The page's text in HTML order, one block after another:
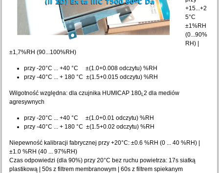
+15...+2
5°C
±1%RH
(0...90%
RH) |
±1,7%RH (90...100%RH)
przy -20°C ... +40 °C ±(1.0+0.008 odczytu) %RH
przy -40°C ... + 180 °C ±(1.5+0.015 odczytu) %RH
Wilgotność względna: dla czujnika HUMICAP 180 L2 dla mediów
agresywnych
przy -20°C ... +40 °C ±(1.0+0.01 odczytu) %RH
przy -40°C ... + 180 °C ±(1.5+0.02 odczytu) %RH
Niepewność kalibracji fabrycznej przy +20°C: ±0.6 %RH (0 ... 40 %RH) |
±1.0 %RH (40 ... 97%RH)
Czas odpowiedzi (dla 90%) przy 20°C bez ruchu powietrza: 17s siatką
plastikową | 50s z filtrem membranowym | 60s z filtrem spiekanym